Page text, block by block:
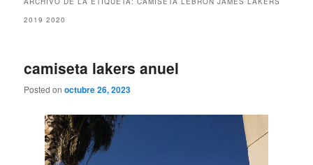
2019 2020
camiseta lakers anuel
Posted onoctubre 26, 2023